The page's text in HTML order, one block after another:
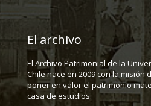
El archivo
El Archivo Patrimonial de la
Chile nace en 2009 con la misión
poner en valor el patrimonio
casa de estudios.